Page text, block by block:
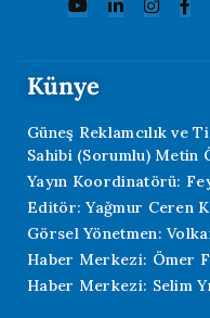
Künye
Güneş Reklamcılık ve
Sahibi (Sorumlu) Metin
Yayın Koordinatörü:
Editör: Yağmur Ceren
Görsel Yönetmen:
Haber Merkezi: Ömer
Haber Merkezi: Selim